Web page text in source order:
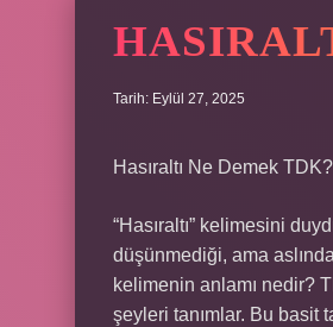
Tarih: Eylül 27, 2025
Hasıraltı Ne Demek
“Hasıraltı” kelimesini
düşünmediği, ama
kelimenin anlamı nedir?
şeyleri tanımlar. Bu basit